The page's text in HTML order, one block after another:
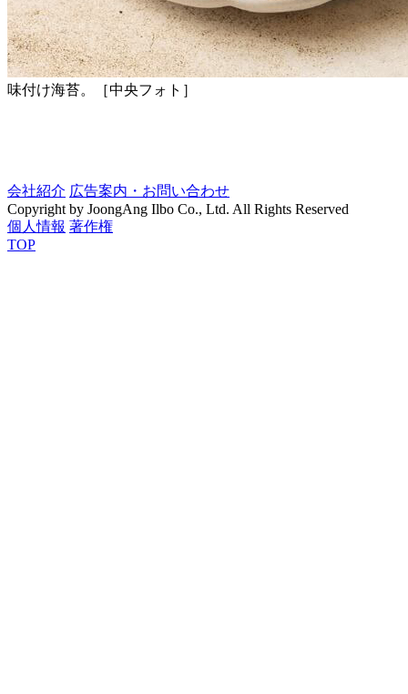
味付け海苔。［中央フォト］
会社紹介 広告案内・お問い合わせ
Copyright by JoongAng Ilbo Co., Ltd. All Rights Reserved
個人情報 著作権
TOP